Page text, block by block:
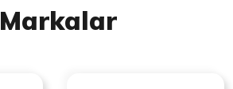
Markalar